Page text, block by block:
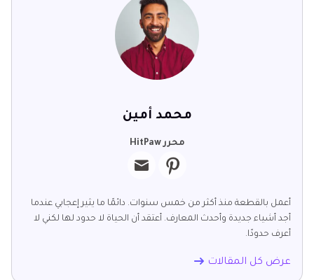
محمد أمين
محرر HitPaw
أعمل بالقطعة منذ أكثر من خمس سنوات. دائمًا ما يثير إعجابي عندما
أجد أشياء جديدة وأحدث المعارف. أعتقد أن الحياة لا حدود لها لكني لا
أعرف حدودًا.
عرض كل المقالات